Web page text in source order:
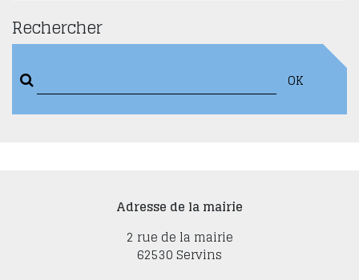
Rechercher
OK
Adresse de la mairie
2 rue de la mairie
62530 Servins